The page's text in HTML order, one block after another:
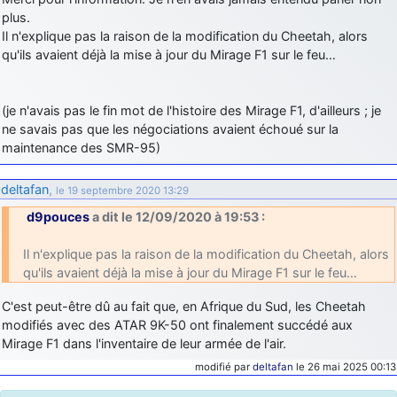
d9pouces
par terre
jericho : Ah ben je peux te confirmer que j'étais resté dans le filtre…
d9pouces: Désolé ! Mon filtrage a été un peu trop violent
manifestement
tout voir
plus.
Il n'explique pas la raison de la modification du Cheetah, alors
qu'ils avaient déjà la mise à jour du Mirage F1 sur le feu…
(je n'avais pas le fin mot de l'histoire des Mirage F1, d'ailleurs ; je
ne savais pas que les négociations avaient échoué sur la
maintenance des SMR-95)
deltafan, le 19 septembre 2020 13:29
d9poucesa dit le 12/09/2020 à 19:53 :
Il n'explique pas la raison de la modification du Cheetah, alors
qu'ils avaient déjà la mise à jour du Mirage F1 sur le feu…
C'est peut-être dû au fait que, en Afrique du Sud, les Cheetah
modifiés avec des ATAR 9K-50 ont finalement succédé aux
Mirage F1 dans l'inventaire de leur armée de l'air.
modifié par deltafan le 26 mai 2025 00:13